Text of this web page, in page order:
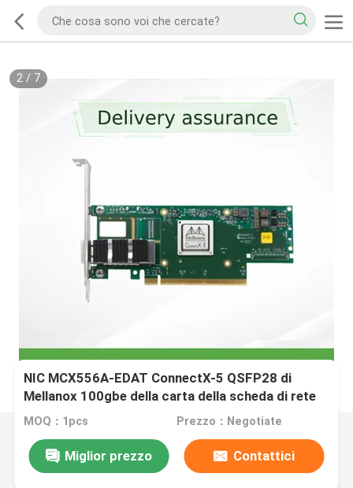
2/ 7
NIC MCX556A-EDAT ConnectX-5 QSFP28 di
Mellanox 100gbe della carta della scheda di rete
di EDR/100GbE VPI
MOQ：1pcs Prezzo：Negotiate
Miglior prezzo Contattici